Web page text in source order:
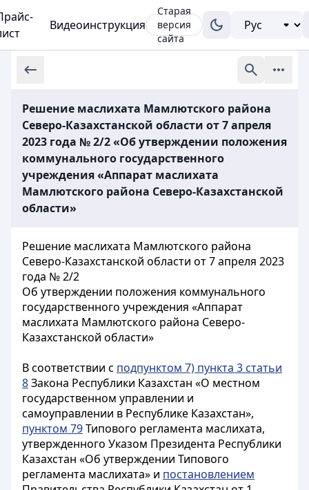
Видеоинструкция
Старая
версия
сайта
Решение маслихата Мамлютского района
Северо-Казахстанской области от 7 апреля
2023 года № 2/2 «Об утверждении положения
коммунального государственного
учреждения «Аппарат маслихата
Мамлютского района Северо-Казахстанской
области»
Решение маслихата Мамлютского района
Северо-Казахстанской области от 7 апреля 2023
года № 2/2
Об утверждении положения коммунального
государственного учреждения «Аппарат
маслихата Мамлютского района Северо-
Казахстанской области»
В соответствии с подпунктом 7) пункта 3 статьи
8Закона Республики Казахстан «О местном
государственном управлении и
самоуправлении в Республике Казахстан»,
пунктом 79Типового регламента маслихата,
утвержденного Указом Президента Республики
Казахстан «Об утверждении Типового
регламента маслихата» и постановлением